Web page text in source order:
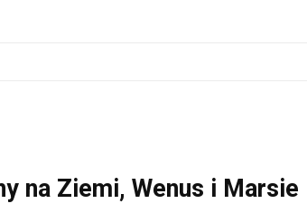
na Ziemi, Wenus i Marsie